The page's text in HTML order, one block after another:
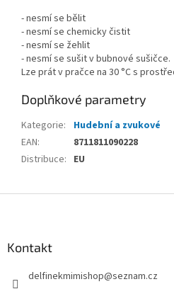
- nesmí se bělit
- nesmí se chemicky čistit
- nesmí se žehlit
- nesmí se sušit v bubnové sušičce.
Lze prát v pračce na 30 °C s
Doplňkové parametry
Kategorie:
Hudební a zvukové
EAN:
8711811090228
Distribuce: EU
Kontakt
delfinekmimishop@seznam.cz